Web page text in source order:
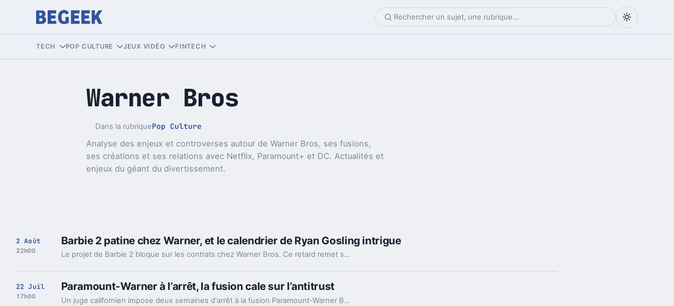
TECH POP CULTURE JEUX VIDÉO FINTECH
Warner Bros
Dans la rubriquePop Culture
Analyse des enjeux et controverses autour de Warner Bros, ses fusions,
ses créations et ses relations avec Netflix, Paramount+ et DC. Actualités et
enjeux du géant du divertissement.
2 Août
22h00
Barbie 2 patine chez Warner, et le calendrier de Ryan Gosling intrigue
Le projet de Barbie 2 bloque sur les contrats chez Warner Bros. Ce retard remet surtout en jeu le calendrier déjà très chargé de Ryan Gosling à Hollywood.
22 Juil
17h00
Paramount-Warner à l’arrêt, la fusion cale sur l’antitrust
Un juge californien impose deux semaines d'arrêt à la fusion Paramount-Warner Bros. Discovery. Le dossier prend un virage antitrust très sérieux.